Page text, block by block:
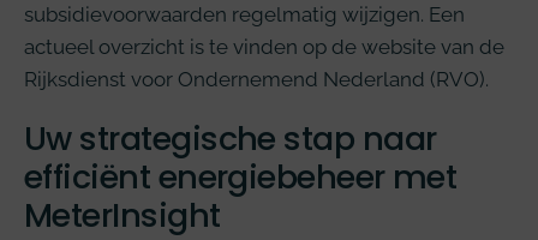
subsidievoorwaarden regelmatig wijzigen. Een
actueel overzicht is te vinden op de website van de
Rijksdienst voor Ondernemend Nederland (RVO).
Uw strategische stap naar
efficiënt energiebeheer met
MeterInsight